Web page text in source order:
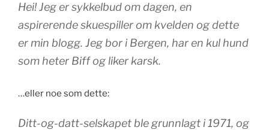
Hei! Jeg er sykkelbud om dagen, en
aspirerende skuespiller om kvelden og dette
er min blogg. Jeg bor i Bergen, har en kul hund
som heter Biff og liker karsk.
…eller noe som dette:
Ditt-og-datt-selskapet ble grunnlagt i 1971, og